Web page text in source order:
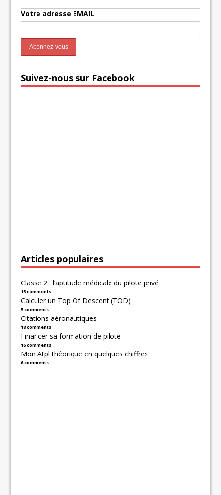
Votre adresse EMAIL
Suivez-nous sur Facebook
Articles populaires
Classe 2 : l’aptitude médicale du pilote privé
15 comments
Calculer un Top Of Descent (TOD)
5 comments
Citations aéronautiques
18 comments
Financer sa formation de pilote
16 comments
Mon Atpl théorique en quelques chiffres
6 comments